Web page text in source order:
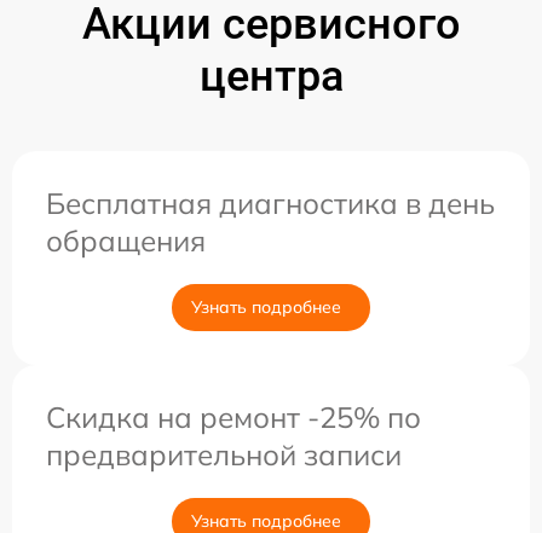
Акции сервисного
центра
Бесплатная диагностика в день
обращения
Узнать подробнее
Скидка на ремонт -25% по
предварительной записи
Узнать подробнее